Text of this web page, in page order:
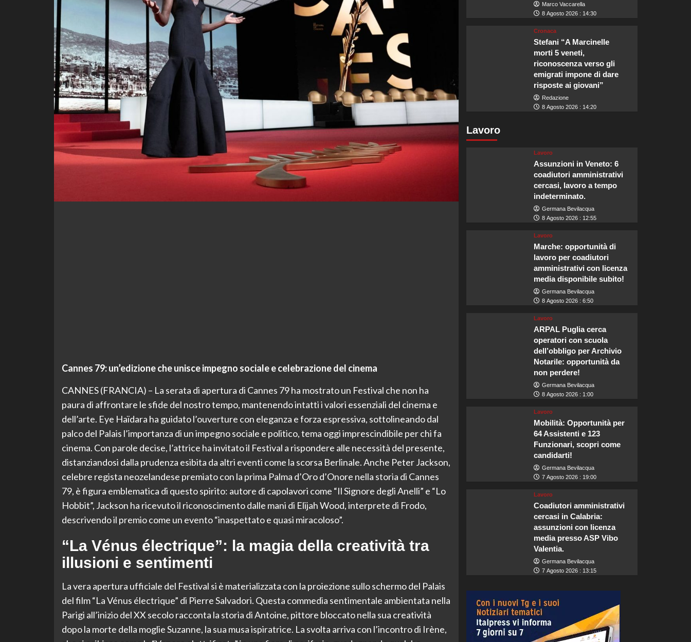
Cannes 79: un’edizione che unisce impegno sociale e celebrazione del cinema
CANNES (FRANCIA) – La serata di apertura di Cannes 79 ha mostrato un Festival che non ha
paura di affrontare le sfide del nostro tempo, mantenendo intatti i valori essenziali del cinema e
dell’arte. Eye Haïdara ha guidato l’ouverture con eleganza e forza espressiva, sottolineando dal
palco del Palais l’importanza di un impegno sociale e politico, tema oggi imprescindibile per chi fa
cinema. Con parole decise, l’attrice ha invitato il Festival a rispondere alle necessità del presente,
distanziandosi dalla prudenza esibita da altri eventi come la scorsa Berlinale. Anche Peter Jackson,
celebre regista neozelandese premiato con la prima Palma d’Oro d’Onore nella storia di Cannes
79, è figura emblematica di questo spirito: autore di capolavori come “Il Signore degli Anelli” e “Lo
Hobbit”, Jackson ha ricevuto il riconoscimento dalle mani di Elijah Wood, interprete di Frodo,
descrivendo il premio come un evento “inaspettato e quasi miracoloso”.
“La Vénus électrique”: la magia della creatività tra
illusioni e sentimenti
La vera apertura ufficiale del Festival si è materializzata con la proiezione sullo schermo del Palais
del film “La Vénus électrique” di Pierre Salvadori. Questa commedia sentimentale ambientata nella
Parigi all’inizio del XX secolo racconta la storia di Antoine, pittore bloccato nella sua creatività
dopo la morte della moglie Suzanne, la sua musa ispiratrice. La svolta arriva con l’incontro di Irène,
Marco Vaccarella
8 Agosto 2026 : 14:30
Cronaca
Stefani “A Marcinelle
morti 5 veneti,
riconoscenza verso gli
emigrati impone di dare
risposte ai giovani”
Redazione
8 Agosto 2026 : 14:20
Lavoro
Lavoro
Assunzioni in Veneto: 6
coadiutori amministrativi
cercasi, lavoro a tempo
indeterminato.
Germana Bevilacqua
8 Agosto 2026 : 12:55
Lavoro
Marche: opportunità di
lavoro per coadiutori
amministrativi con licenza
media disponibile subito!
Germana Bevilacqua
8 Agosto 2026 : 6:50
Lavoro
ARPAL Puglia cerca
operatori con scuola
dell’obbligo per Archivio
Notarile: opportunità da
non perdere!
Germana Bevilacqua
8 Agosto 2026 : 1:00
Lavoro
Mobilità: Opportunità per
64 Assistenti e 123
Funzionari, scopri come
candidarti!
Germana Bevilacqua
7 Agosto 2026 : 19:00
Lavoro
Coadiutori amministrativi
cercasi in Calabria:
assunzioni con licenza
media presso ASP Vibo
Valentia.
Germana Bevilacqua
7 Agosto 2026 : 13:15